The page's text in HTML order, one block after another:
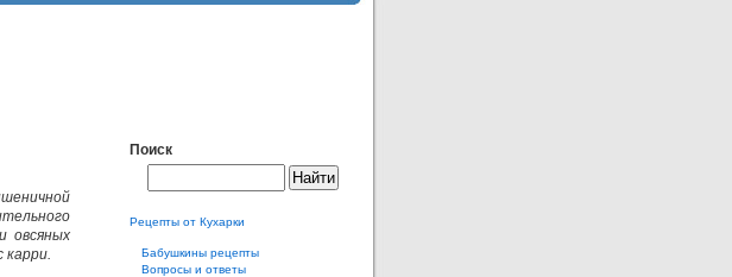
овсяных
карри.
Поиск
Рецепты от Кухарки
Бабушкины рецепты
Вопросы и ответы